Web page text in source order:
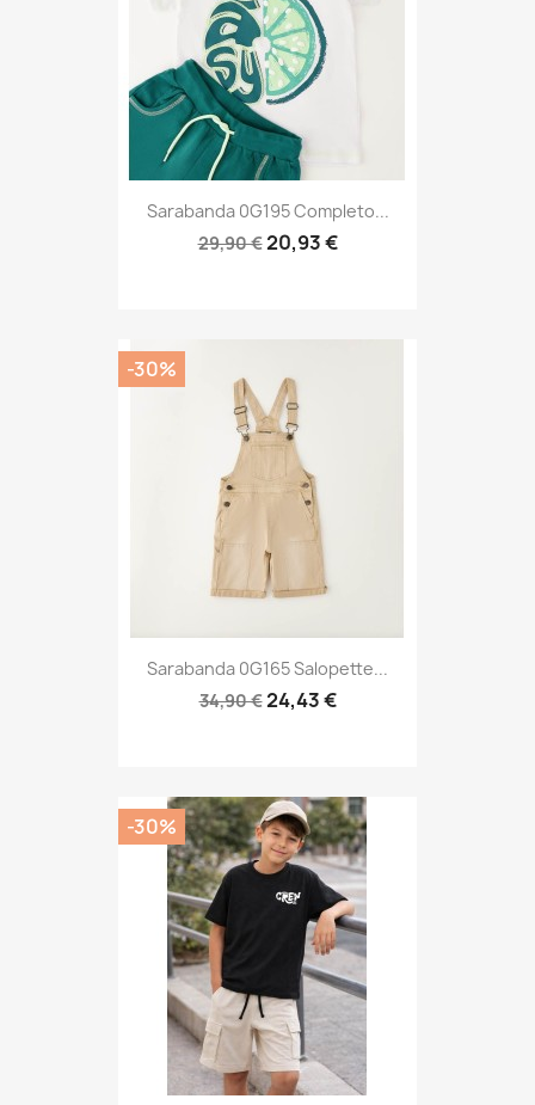
Sarabanda 0G195 Completo...
29,90 €20,93 €
Sarabanda 0G165 Salopette...
34,90 €24,43 €
-30%
-30%